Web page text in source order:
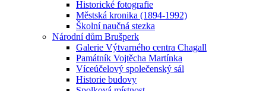
Historické fotografie
Městská kronika (1894-1992)
Školní naučná stezka
Národní dům Brušperk
Galerie Výtvarného centra Chagall
Památník Vojtěcha Martínka
Víceúčelový společenský sál
Historie budovy